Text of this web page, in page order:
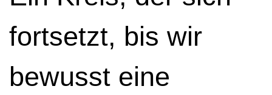
fortsetzt, bis wir
bewusst eine